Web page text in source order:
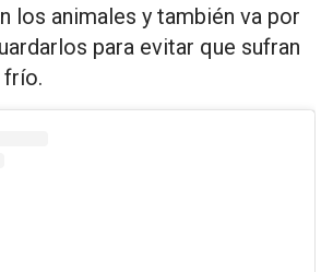
los animales y también va por
para evitar que sufran